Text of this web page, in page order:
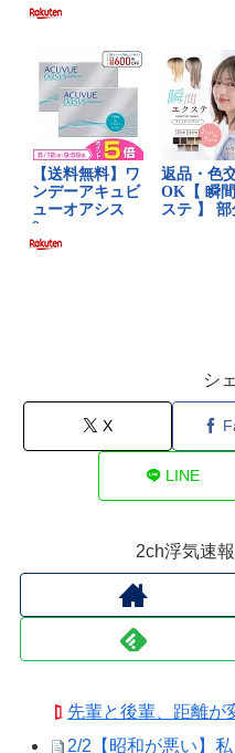
シ
X
LINE
2ch浮気速
先輩と後輩、距離が
2/2【昭和が悪い】